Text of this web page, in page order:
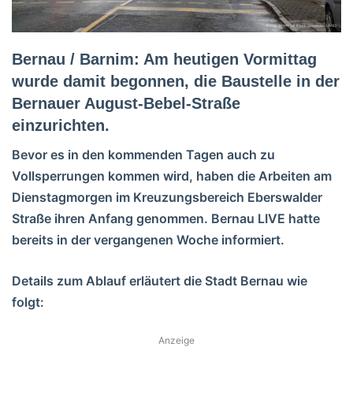
Bernau / Barnim: Am heutigen Vormittag
wurde damit begonnen, die Baustelle in der
Bernauer August-Bebel-Straße
einzurichten.
Bevor es in den kommenden Tagen auch zu
Vollsperrungen kommen wird, haben die Arbeiten am
Dienstagmorgen im Kreuzungsbereich Eberswalder
Straße ihren Anfang genommen. Bernau LIVE hatte
bereits in der vergangenen Woche informiert.
Details zum Ablauf erläutert die Stadt Bernau wie
folgt:
Anzeige